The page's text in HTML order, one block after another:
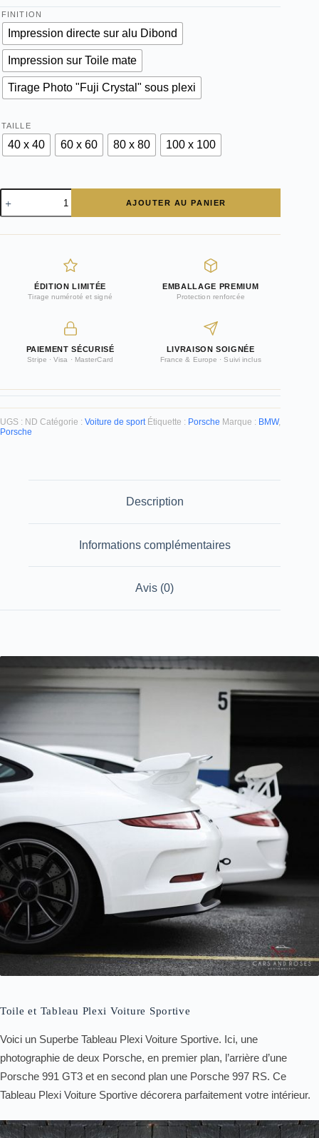
FINITION
Impression directe sur alu Dibond
Impression sur Toile mate
Tirage Photo "Fuji Crystal" sous plexi
TAILLE
40 x 40 60 x 60 80 x 80 100 x 100
quantité
de
Tableau
AJOUTER AU PANIER
ÉDITION LIMITÉE
Tirage numéroté et signé
EMBALLAGE PREMIUM
Protection renforcée
PAIEMENT SÉCURISÉ
Stripe · Visa · MasterCard
LIVRAISON SOIGNÉE
France & Europe · Suivi inclus
UGS : ND Catégorie : Voiture de sport Étiquette : Porsche Marque : BMW,
Porsche
Description
Informations complémentaires
Avis (0)
Toile et Tableau Plexi Voiture Sportive
Voici un Superbe Tableau Plexi Voiture Sportive. Ici, une
photographie de deux Porsche, en premier plan, l’arrière d’une
Porsche 991 GT3 et en second plan une Porsche 997 RS. Ce
Tableau Plexi Voiture Sportive décorera parfaitement votre intérieur.